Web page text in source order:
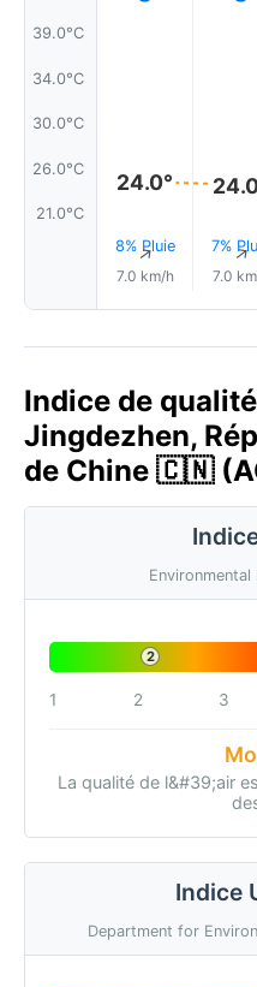
39.0°C
34.0°C
30.0°C
26.0°C
21.0°C
24.0°
8% Pluie
↑
7.0 km/h
7%↑
7.0
Indice de
Jingdezhen,
de Chine 🇨🇳
2
1 2 3
La qualité de l&#39;air
Indice
Department for